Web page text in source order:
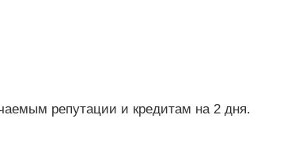
репутации и кредитам на 2 дня.